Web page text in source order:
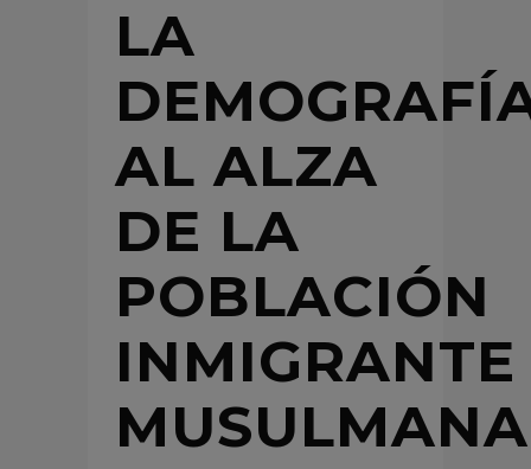
LA
AL ALZA
DE LA
POBLACIÓN
INMIGRANTE
MUSULMANA